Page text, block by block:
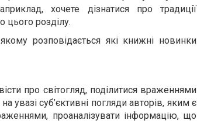
хочете дізнатися про традиції
цього розділу.
розповідається які книжні новинки
про світогляд, поділитися враженнями
увазі суб’єктивні погляди авторів, яким є
проаналізувати інформацію, що